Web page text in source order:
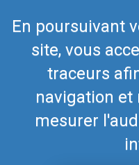
En poursuivant
site, vous
traceurs
navigation et
mesurer
Nous contacter
Téléphone Europe+352
Téléphone US/Canada
(c) Myriel Aviation SA